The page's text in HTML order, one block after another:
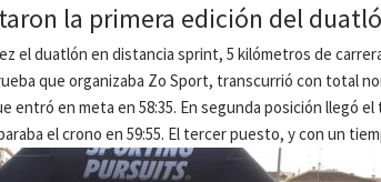
la primera edición del
el duatlón en distancia sprint, 5 kilómetros de
que organizaba Zo Sport, transcurrió con total
entró en meta en 58:35. En segunda posición llegó
el crono en 59:55. El tercer puesto, y con un